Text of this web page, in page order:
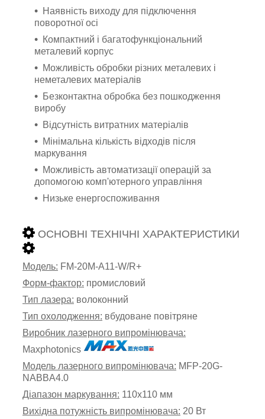
Наявність виходу для підключення
поворотної осі
Компактний і багатофункціональний
металевий корпус
Можливість обробки різних металевих і
неметалевих матеріалів
Безконтактна обробка без пошкодження
виробу
Відсутність витратних матеріалів
Мінімальна кількість відходів після
маркування
Можливість автоматизації операцій за
допомогою комп'ютерного управління
Низьке енергоспоживання
ОСНОВНІ ТЕХНІЧНІ ХАРАКТЕРИСТИКИ
Модель: FM-20M-A11-W/R+
Форм-фактор: промисловий
Тип лазера: волоконний
Тип охолодження: вбудоване повітряне
Виробник лазерного випромінювача:
Maxphotonics
Модель лазерного випромінювача: MFP-20G-
NABBA4.0
Діапазон маркування: 110х110 мм
Вихідна потужність випромінювача: 20 Вт